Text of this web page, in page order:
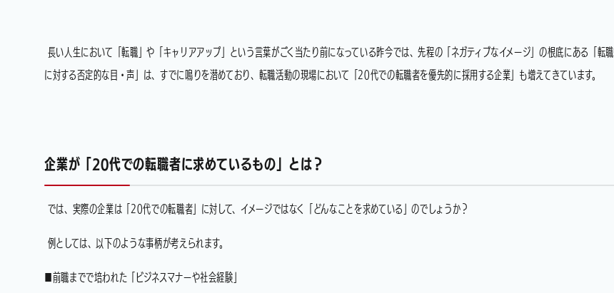
長い人生において「転職」や「キャリアアップ」という言葉がごく当たり前になっている昨今では、先程の「ネガティブなイメージ」の根底にある「転職
に対する否定的な目・声」は、すでに鳴りを潜めており、転職活動の現場において「20代での転職者を優先的に採用する企業」も増えてきています。
企業が「20代での転職者に求めているもの」とは？
では、実際の企業は「20代での転職者」に対して、イメージではなく「どんなことを求めている」のでしょうか？
例としては、以下のような事柄が考えられます。
■前職までで培われた「ビジネスマナーや社会経験」